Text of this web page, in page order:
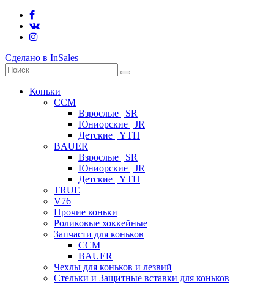
Сделано в InSales
Коньки
CCM
Взрослые | SR
Юниорские | JR
Детские | YTH
BAUER
Взрослые | SR
Юниорские | JR
Детские | YTH
TRUE
V76
Прочие коньки
Роликовые хоккейные
Запчасти для коньков
CCM
BAUER
Чехлы для коньков и лезвий
Стельки и Защитные вставки для коньков